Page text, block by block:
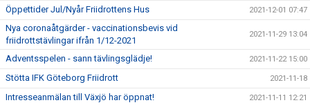
Öppettider Jul/Nyår Friidrottens Hus 2021-12-01 07:47
Nya coronaåtgärder - vaccinationsbevis vid
friidrottstävlingar ifrån 1/12-2021
2021-11-29 13:04
Adventsspelen - sann tävlingsglädje! 2021-11-22 15:00
Stötta IFK Göteborg Friidrott 2021-11-18
Intresseanmälan till Växjö har öppnat! 2021-11-11 12:21